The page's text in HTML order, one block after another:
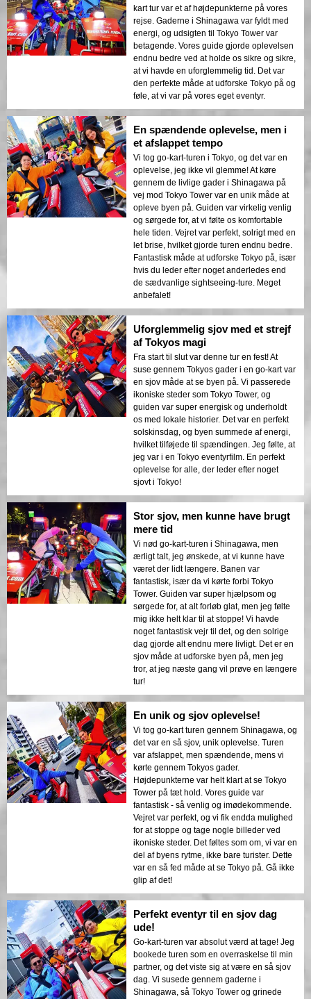
kart tur var et af højdepunkterne på vores
rejse. Gaderne i Shinagawa var fyldt med
energi, og udsigten til Tokyo Tower var
betagende. Vores guide gjorde oplevelsen
endnu bedre ved at holde os sikre og sikre,
at vi havde en uforglemmelig tid. Det var
den perfekte måde at udforske Tokyo på og
føle, at vi var på vores eget eventyr.
En spændende oplevelse, men i
et afslappet tempo
Vi tog go-kart-turen i Tokyo, og det var en
oplevelse, jeg ikke vil glemme! At køre
gennem de livlige gader i Shinagawa på
vej mod Tokyo Tower var en unik måde at
opleve byen på. Guiden var virkelig venlig
og sørgede for, at vi følte os komfortable
hele tiden. Vejret var perfekt, solrigt med en
let brise, hvilket gjorde turen endnu bedre.
Fantastisk måde at udforske Tokyo på, især
hvis du leder efter noget anderledes end
de sædvanlige sightseeing-ture. Meget
anbefalet!
Uforglemmelig sjov med et strejf
af Tokyos magi
Fra start til slut var denne tur en fest! At
suse gennem Tokyos gader i en go-kart var
en sjov måde at se byen på. Vi passerede
ikoniske steder som Tokyo Tower, og
guiden var super energisk og underholdt
os med lokale historier. Det var en perfekt
solskinsdag, og byen summede af energi,
hvilket tilføjede til spændingen. Jeg følte, at
jeg var i en Tokyo eventyrfilm. En perfekt
oplevelse for alle, der leder efter noget
sjovt i Tokyo!
Stor sjov, men kunne have brugt
mere tid
Vi nød go-kart-turen i Shinagawa, men
ærligt talt, jeg ønskede, at vi kunne have
været der lidt længere. Banen var
fantastisk, især da vi kørte forbi Tokyo
Tower. Guiden var super hjælpsom og
sørgede for, at alt forløb glat, men jeg følte
mig ikke helt klar til at stoppe! Vi havde
noget fantastisk vejr til det, og den solrige
dag gjorde alt endnu mere livligt. Det er en
sjov måde at udforske byen på, men jeg
tror, at jeg næste gang vil prøve en længere
tur!
En unik og sjov oplevelse!
Vi tog go-kart turen gennem Shinagawa, og
det var en så sjov, unik oplevelse. Turen
var afslappet, men spændende, mens vi
kørte gennem Tokyos gader.
Højdepunkterne var helt klart at se Tokyo
Tower på tæt hold. Vores guide var
fantastisk - så venlig og imødekommende.
Vejret var perfekt, og vi fik endda mulighed
for at stoppe og tage nogle billeder ved
ikoniske steder. Det føltes som om, vi var en
del af byens rytme, ikke bare turister. Dette
var en så fed måde at se Tokyo på. Gå ikke
glip af det!
Perfekt eventyr til en sjov dag
ude!
Go-kart-turen var absolut værd at tage! Jeg
bookede turen som en overraskelse til min
partner, og det viste sig at være en så sjov
dag. Vi susede gennem gaderne i
Shinagawa, så Tokyo Tower og grinede